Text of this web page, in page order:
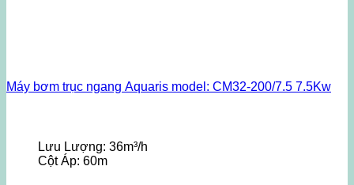
Máy bơm trục ngang Aquaris model: CM32-200/7.5 7.5Kw
Lưu Lượng: 36m³/h
Cột Áp: 60m